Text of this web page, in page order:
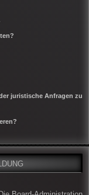
juristische Anfragen zu